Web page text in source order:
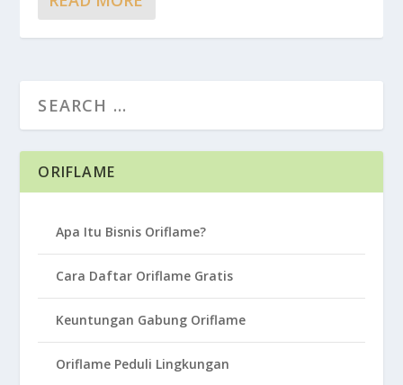
ORIFLAME
Apa Itu Bisnis Oriflame?
Cara Daftar Oriflame Gratis
Keuntungan Gabung Oriflame
Oriflame Peduli Lingkungan